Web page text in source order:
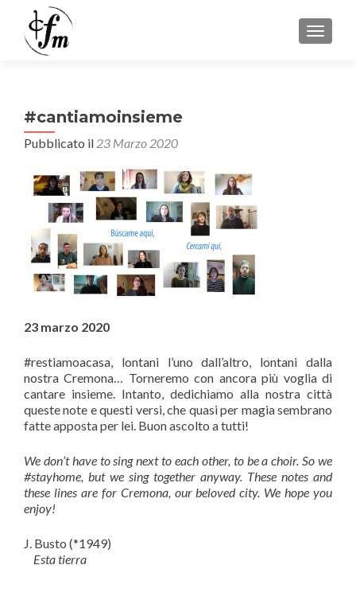
#cantiamoinsieme
Pubblicato il 23 Marzo 2020
23 marzo 2020
#restiamoacasa, lontani l’uno dall’altro, lontani dalla
nostra Cremona… Torneremo con ancora più voglia di
cantare insieme. Intanto, dedichiamo alla nostra città
queste note e questi versi, che quasi per magia sembrano
fatte apposta per lei. Buon ascolto a tutti!
We don’t have to sing next to each other, to be a choir. So we
#stayhome, but we sing together anyway. These notes and
these lines are for Cremona, our beloved city. We hope you
enjoy!
J. Busto (*1949)
Esta tierra